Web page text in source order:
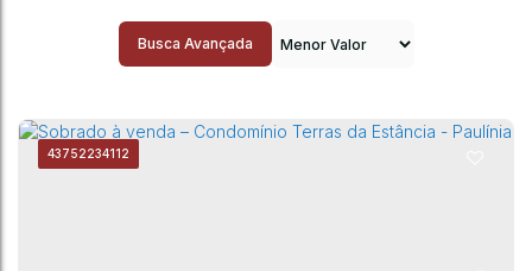
Busca Avançada
43752234112